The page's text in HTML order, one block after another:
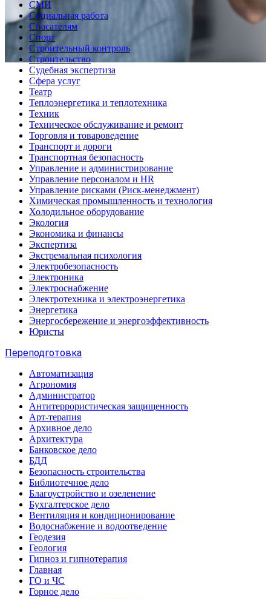
СМИ
Социальная работа
Спасателям
Спорт
Строительный контроль
Строительство
Судебная экспертиза
Сфера услуг
Театр
Теплоэнергетика и теплотехника
Техник
Техническое обслуживание и ремонт
Торговля и товароведение
Транспорт и дороги
Транспортная безопасность
Управление и администрирование
Управление персоналом и HR
Управление рисками (Риск-менеджмент)
Химическая промышленность и технология
Холодильное оборудование
Экология
Экономика и финансы
Экспертиза
Экстремальная психология
Электробезопасность
Электроника
Электроснабжение
Электротехника и электроэнергетика
Энергетика
Энергосбережение и энергоэффективность
Юристы
Переподготовка
Автоматизация
Агрономия
Администратор
Антитеррористическая защищенность
Арт-терапия
Архивное дело
Архитектура
Банковское дело
БДД
Безопасность строительства
Библиотечное дело
Благоустройство и озеленение
Бухгалтерское дело
Вентиляция и кондиционирование
Водоснабжение и водоотведение
Геодезия
Геология
Гипноз и гипнотерапия
Главная
ГО и ЧС
Горное дело